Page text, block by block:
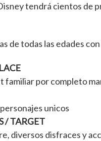
tendrá cientos de
de todas las edades
por completo
unicos
/ TARGET
diversos disfraces y